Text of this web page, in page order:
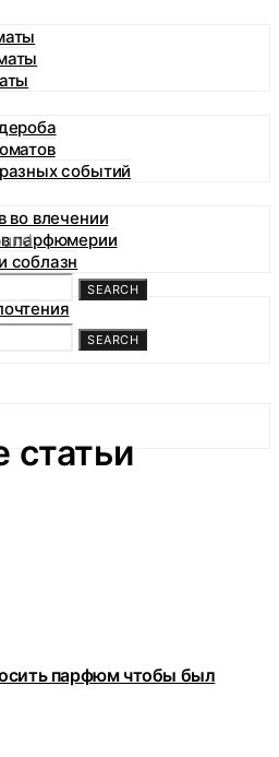
событий
во влечении
парфюмерии
соблазн
SEARCH
SEARCH
статьи
парфюм чтобы был